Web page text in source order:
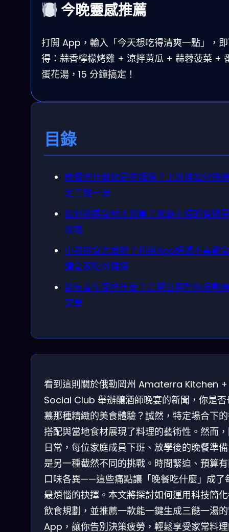
今晚靈感推薦
打開 App，輸入「今天想吃得清爽一點」，
得：蒜香檸檬烤雞 + 涼拌黃瓜 + 蒜蓉菠菜 +
蛋花湯，15 分鐘搞定！
目錄
晚餐吃什麼總是在煩惱？上班族如何快
定三餸一湯
如何挑選食材才划算？家庭主婦的省錢
攻略
小孩挑食怎麼辦？利用App過濾不喜歡
讓全家吃得健康
節氣養生要吃什麼？農曆日曆幫你規劃
菜單
看到這則關於俄勒岡州 Amaterra Kitchen +
Social Club 舉辦釀酒師晚宴的新聞，你是否
慕那種精緻的美食體驗？誠然，特定場合下
搭配與當地食材展現了料理的藝術性。然而
日常，每位家庭成員下班、放學後的晚餐準
是另一種截然不同的挑戰。時間緊迫、預算
口味各異——這些痛點讓「晚餐吃什麼」成了
最煩惱的抉擇。本文將探討如何運用科技簡
飲食規劃，並推薦一款能一鍵生成三餸一湯
App，讓你告別決策疲勞，輕鬆享受家常料